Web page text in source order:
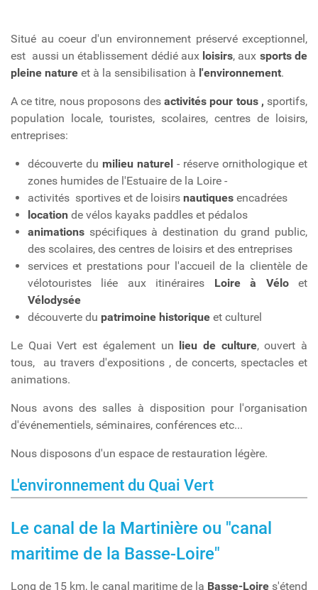
Situé au coeur d'un environnement préservé exceptionnel,
est aussi un établissement dédié aux loisirs, aux sports de
pleine nature et à la sensibilisation à l'environnement.
A ce titre, nous proposons desactivités pour tous , sportifs,
population locale, touristes, scolaires, centres de loisirs,
entreprises:
découverte du milieu naturel - réserve ornithologique et
zones humides de l'Estuaire de la Loire -
activités sportives et de loisirs nautiques encadrées
location de vélos kayaks paddles et pédalos
animations spécifiques à destination du grand public,
des scolaires, des centres de loisirs et des entreprises
services et prestations pour l'accueil de la clientèle de
vélotouristes liée aux itinéraires Loire à Véloet
Vélodysée
découverte du patrimoine historique et culturel
Le Quai Vert est également un lieu de culture, ouvert à
tous, au travers d'expositions , de concerts, spectacles et
animations.
Nous avons des salles à disposition pour l'organisation
d'événementiels, séminaires, conférences etc...
Nous disposons d'un espace de restauration légère.
L'environnement du Quai Vert
Le canal de la Martinière ou "canal
maritime de la Basse-Loire"
Long de 15 km, le canal maritime de la Basse-Loires'étend